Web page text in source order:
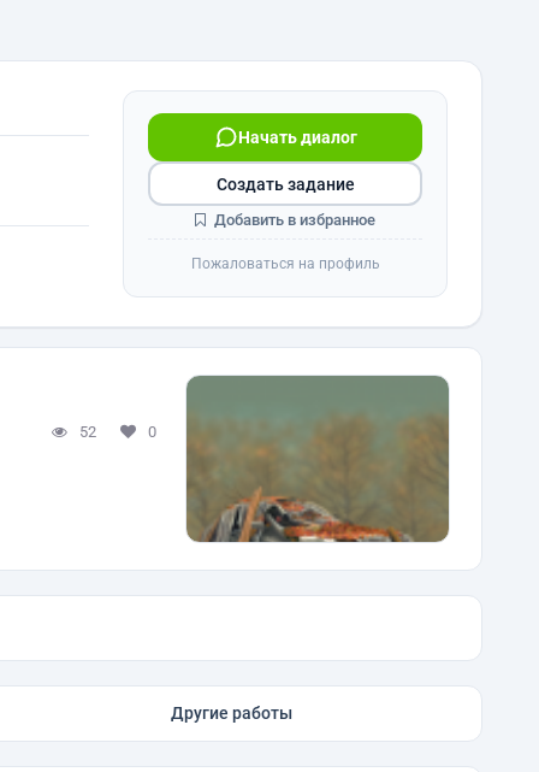
Начать диалог
Создать задание
Добавить в избранное
Пожаловаться на профиль
52 0
Другие работы